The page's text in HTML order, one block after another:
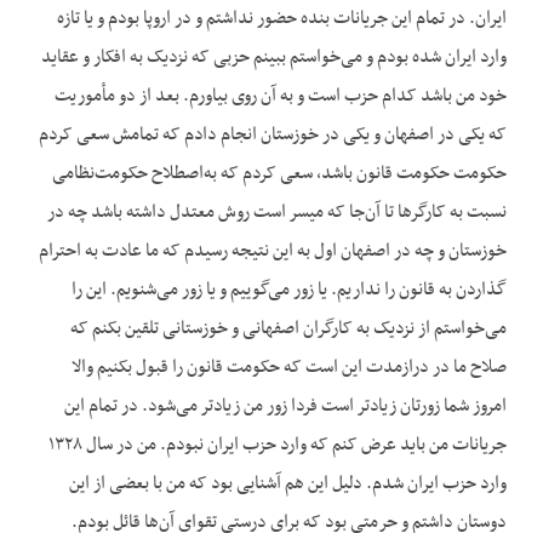
ایران. در تمام این جریانات بنده حضور نداشتم و در اروپا بودم و یا تازه
وارد ایران شده بودم و می‌خواستم ببینم حزبی که نزدیک به افکار و عقاید
خود من باشد کدام حزب است و به آن روی بیاورم. بعد از دو مأموریت
که یکی در اصفهان و یکی در خوزستان انجام دادم که تمامش سعی کردم
حکومت حکومت قانون باشد، سعی کردم که به‌اصطلاح حکومت‌نظامی
نسبت به کارگرها تا آن‌جا که میسر است روش معتدل داشته باشد چه در
خوزستان و چه در اصفهان اول به این نتیجه رسیدم که ما عادت به احترام
گذاردن به قانون را نداریم. یا زور می‌گوییم و یا زور می‌شنویم. این را
می‌خواستم از نزدیک به کارگران اصفهانی و خوزستانی تلقین بکنم که
صلاح ما در درازمدت این است که حکومت قانون را قبول بکنیم والا
امروز شما زورتان زیادتر است فردا زور من زیادتر می‌شود. در تمام این
جریانات من باید عرض کنم که وارد حزب ایران نبودم. من در سال ۱۳۲۸
وارد حزب ایران شدم. دلیل این هم آشنایی بود که من با بعضی از این
دوستان داشتم و حرمتی بود که برای درستی تقوای آن‌ها قائل بودم.